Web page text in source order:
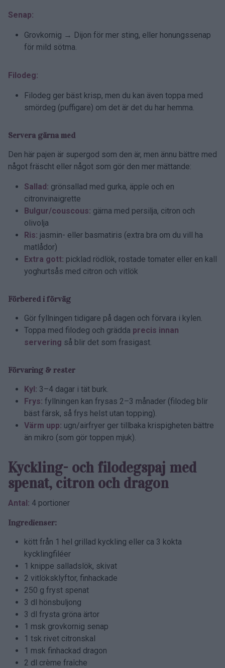
Senap:
Grovkornig → Dijon för mer sting, eller honungssenap
för mild sötma.
Filodeg:
Filodeg ger bäst krisp, men du kan även toppa med
smördeg (puffigare) om det är det du har hemma.
Servera gärna med
Den här pajen är supergod som den är, men ännu bättre med
något fräscht eller något som gör den mer mättande:
Sallad: grönsallad med gurka, äpple och en
citronvinaigrette
Bulgur/couscous: gärna med persilja, citron och
olivolja
Ris: jasmin- eller basmatiris (extra bra om du vill ha
matlådor)
Extra gott: picklad rödlök, rostade tomater eller en kall
yoghurtsås med citron och vitlök
Förbered i förväg
Gör fyllningen tidigare på dagen och förvara i kylen.
Toppa med filodeg och grädda precis innan
servering så blir det som frasigast.
Förvaring & rester
Kyl: 3–4 dagar i tät burk.
Frys: fyllningen kan frysas 2–3 månader (filodeg blir
bäst färsk, så frys helst utan topping).
Värm upp: ugn/airfryer ger tillbaka krispigheten bättre
än mikro (som gör toppen mjuk).
Kyckling- och filodegs­paj med
spenat, citron och dragon
Antal: 4 portioner
Ingredienser:
kött från 1 hel grillad kyckling eller ca 3 kokta
kycklingfiléer
1 knippe salladslök, skivat
2 vitlöksklyftor, finhackade
250 g fryst spenat
3 dl hönsbuljong
3 dl frysta gröna ärtor
1 msk grovkornig senap
1 tsk rivet citronskal
1 msk finhackad dragon
2 dl crème fraîche